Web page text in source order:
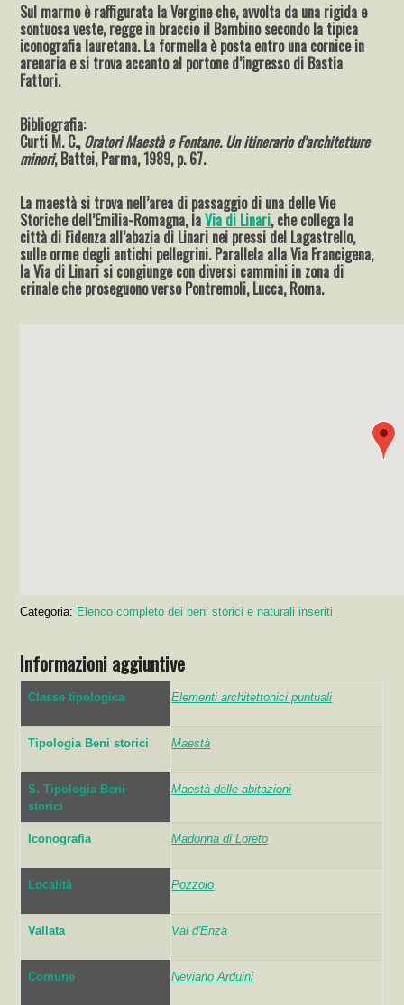
Sul marmo è raffigurata la Vergine che, avvolta da una rigida e
sontuosa veste, regge in braccio il Bambino secondo la tipica
iconografia lauretana. La formella è posta entro una cornice in
arenaria e si trova accanto al portone d’ingresso di Bastia
Fattori.
Bibliografia:
Curti M. C.,Oratori Maestà e Fontane. Un itinerario d’architetture
minori, Battei, Parma, 1989, p. 67.
La maestà si trova nell’area di passaggio di una delle Vie
Storiche dell’Emilia-Romagna, laVia di Linari, che collega la
città di Fidenza all’abazia di Linari nei pressi del Lagastrello,
sulle orme degli antichi pellegrini. Parallela alla Via Francigena,
la Via di Linari si congiunge con diversi cammini in zona di
crinale che proseguono verso Pontremoli, Lucca, Roma.
Categoria: Elenco completo dei beni storici e naturali inseriti
Informazioni aggiuntive
Classe tipologica Elementi architettonici puntuali
Tipologia Beni storici Maestà
S. Tipologia Beni
storici
Maestà delle abitazioni
Iconografia Madonna di Loreto
Località Pozzolo
Vallata Val d'Enza
Comune Neviano Arduini